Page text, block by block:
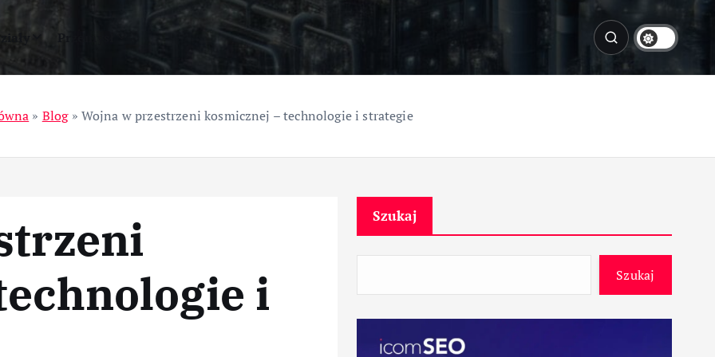
Przemysł
» Blog» Wojna w przestrzeni kosmicznej – technologie i strategie
i
Szukaj
Szukaj